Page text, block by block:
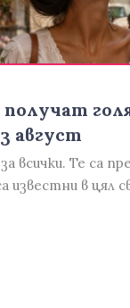
август
всички. Те са
известни в цял